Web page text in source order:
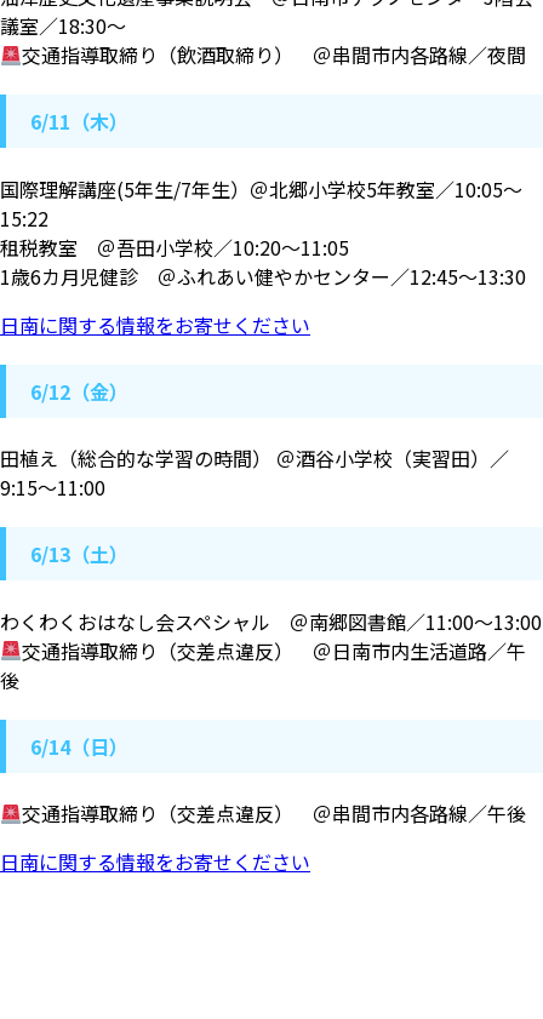
議室／18:30～
交通指導取締り（飲酒取締り） ＠串間市内各路線／夜間
6/11（木）
国際理解講座(5年生/7年生）＠北郷小学校5年教室／10:05～
15:22
租税教室 ＠吾田小学校／10:20～11:05
1歳6カ月児健診 ＠ふれあい健やかセンター／12:45〜13:30
日南に関する情報をお寄せください
6/12（金）
田植え（総合的な学習の時間） ＠酒谷小学校（実習田）／
9:15～11:00
6/13（土）
わくわくおはなし会スペシャル ＠南郷図書館／11:00〜13:00
交通指導取締り（交差点違反） ＠日南市内生活道路／午
後
6/14（日）
交通指導取締り（交差点違反） ＠串間市内各路線／午後
日南に関する情報をお寄せください